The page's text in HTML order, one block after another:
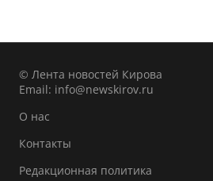
© Лента новостей Кирова
Email: info@newskirov.ru
О нас
Контакты
Редакционная политика